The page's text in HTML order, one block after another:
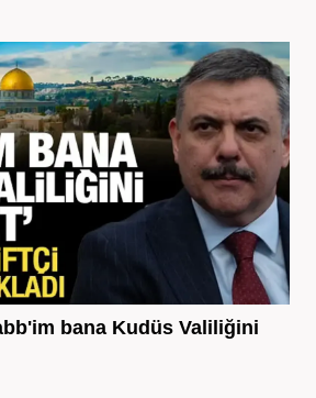
bana Kudüs Valiliğini